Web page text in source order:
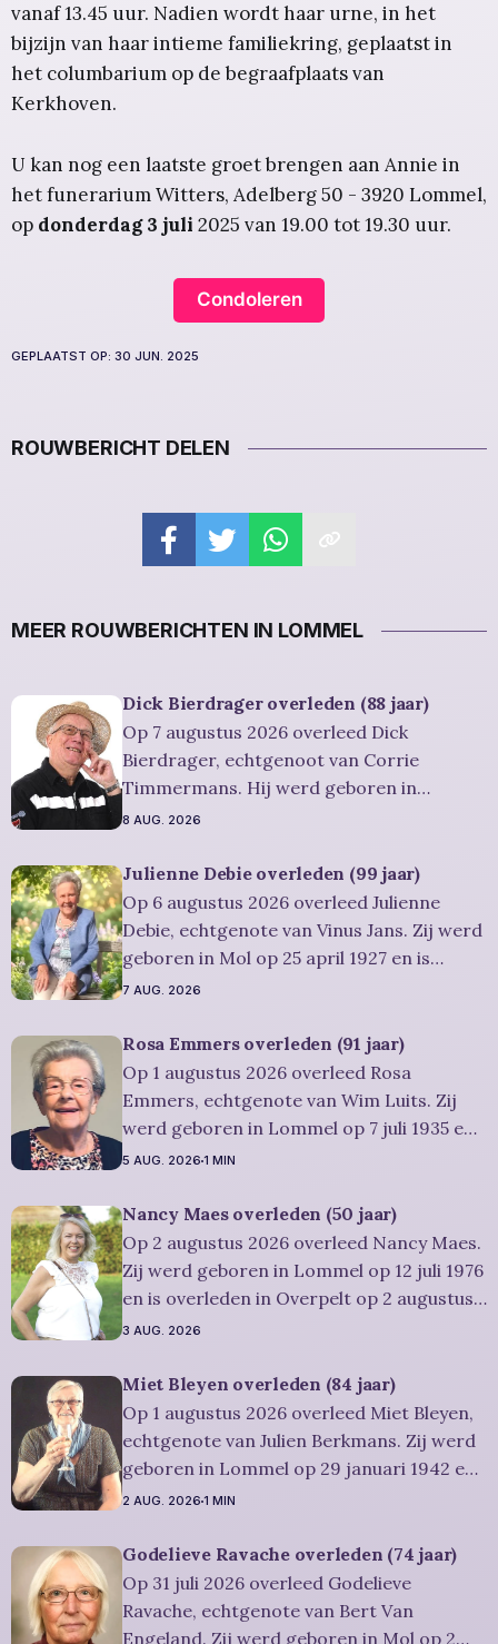
vanaf 13.45 uur. Nadien wordt haar urne, in het
bijzijn van haar intieme familiekring, geplaatst in
het columbarium op de begraafplaats van
Kerkhoven.
U kan nog een laatste groet brengen aan Annie in
het funerarium Witters, Adelberg 50 - 3920 Lommel,
op donderdag 3 juli 2025 van 19.00 tot 19.30 uur.
Condoleren
GEPLAATST OP: 30 JUN. 2025
ROUWBERICHT DELEN
MEER ROUWBERICHTEN IN LOMMEL
Dick Bierdrager overleden (88 jaar)
Op 7 augustus 2026 overleed Dick
Bierdrager, echtgenoot van Corrie
Timmermans. Hij werd geboren in
AMSTERDAM op 12 oktober 1937 en is
Hij was woonachtig in Lommel en werd 88
jaar. Rouwbericht Severens: Er zal een
herdenkingsdienst gehouden worden op
vrijdag 14 augustus
8 AUG. 2026
Julienne Debie overleden (99 jaar)
Op 6 augustus 2026 overleed Julienne
Debie, echtgenote van Vinus Jans. Zij werd
geboren in Mol op 25 april 1927 en is
overleden in Lommel op 6 augustus 2026.
jaar. Rouwbericht Severens: Er is
gelegenheid om in alle rust en stilte
persoonlijk
7 AUG. 2026
Rosa Emmers overleden (91 jaar)
Op 1 augustus 2026 overleed Rosa
Emmers, echtgenote van Wim Luits. Zij
werd geboren in Lommel op 7 juli 1935 en
is overleden in Leopoldsburg op 1
Leopoldsburg en werd 91 jaar.
Rouwbericht Severens: De
afscheidsplechtigheid van Rosa zal in
intieme kring plaatsvinden. Er
5 AUG. 2026 1 MIN
Nancy Maes overleden (50 jaar)
Op 2 augustus 2026 overleed Nancy Maes.
Zij werd geboren in Lommel op 12 juli 1976
en is overleden in Overpelt op 2 augustus
2026. Ze was woonachtig in Lommel en
afscheidsplechtigheid vindt plaats in
besloten kring. Er is gelegenheid om in alle
rust
3 AUG. 2026
Miet Bleyen overleden (84 jaar)
Op 1 augustus 2026 overleed Miet Bleyen,
echtgenote van Julien Berkmans. Zij werd
geboren in Lommel op 29 januari 1942 en
is overleden in Lommel op 1 augustus
werd 84 jaar. Rouwbericht Severens: De
uitvaartdienst zal in besloten kring
plaatshebben. U kan Miet
2 AUG. 2026 1 MIN
Godelieve Ravache overleden (74 jaar)
Op 31 juli 2026 overleed Godelieve
Ravache, echtgenote van Bert Van
Engeland. Zij werd geboren in Mol op 2